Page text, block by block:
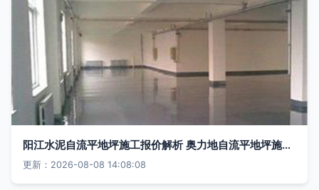
阳江水泥自流平地坪施工报价解析 奥力地自流平地坪施工与地坪工程全方位指南
更新：2026-08-08 14:08:08